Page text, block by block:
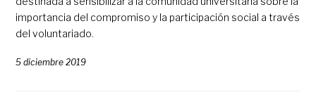
importancia del compromiso y la participación social a través
del voluntariado.
5 diciembre 2019